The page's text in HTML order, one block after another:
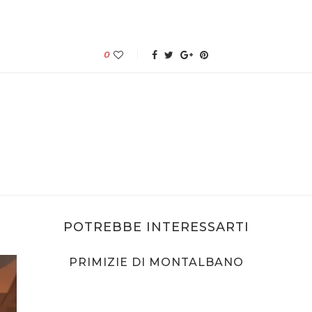
0
POTREBBE INTERESSARTI
PRIMIZIE DI MONTALBANO